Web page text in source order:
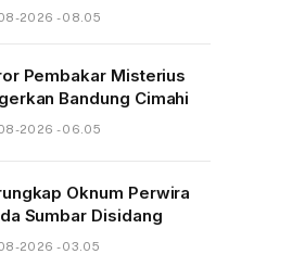
2026 - 08.05
Pembakar Misterius
Bandung Cimahi
2026 - 06.05
Oknum Perwira
Sumbar Disidang
2026 - 03.05